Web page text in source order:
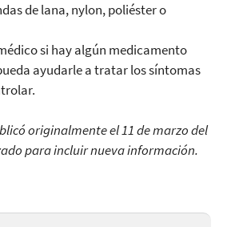
de lana, nylon, poliéster o
si hay algún medicamento
ayudarle a tratar los síntomas
originalmente el 11 de marzo del
para incluir nueva información.